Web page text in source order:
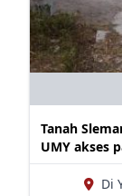
Tanah
UMY akses
Di